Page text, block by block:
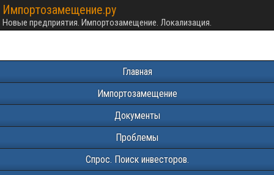
Импортозамещение.ру
Новые предприятия. Импортозамещение. Локализация.
Главная
Импортозамещение
Документы
Проблемы
Спрос. Поиск инвесторов.